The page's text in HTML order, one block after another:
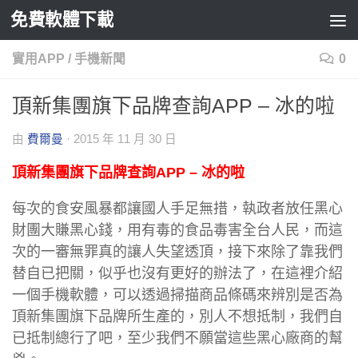
Skip to content
免費軟體下載
實用APP / 手機新聞 0
頂新集團旗下品牌查詢APP – 冰的啦
由 費爾曼 · 2015 年 11 月 30 日
頂新集團旗下品牌查詢APP – 冰的啦
每次的食安風暴都讓國人手足無措，執政者放任黑心
財團大賺黑心錢，用有毒的食品毒害全台人民，而這
次的一審無罪真的讓人失望透頂，接下來除了靠我們
替自已把關，似乎也沒有更好的辦法了，在這裡介紹
一個手機軟體，可以透過掃描商品條碼來辨別是否為
頂新集團旗下品牌所生產的，別人不想抵制，我們自
已抵制總行了吧，至少我們不願當這些黑心廠商的幫